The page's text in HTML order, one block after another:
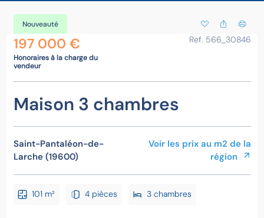
Nouveauté
197 000 €
Honoraires à la charge du
vendeur
Ref. 566_30846
Maison 3 chambres
Saint-Pantaléon-de-
Larche (19600)
Voir les prix au m2 de la
région
101 m² 4 pièces 3 chambres